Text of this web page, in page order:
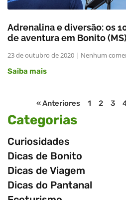
Adrenalina e diversão: os
de aventura em Bonito
23 de outubro de 2020
Nenhum
Saiba mais
« Anteriores 1 2 3
Categorias
Curiosidades
Dicas de Bonito
Dicas de Viagem
Dicas do Pantanal